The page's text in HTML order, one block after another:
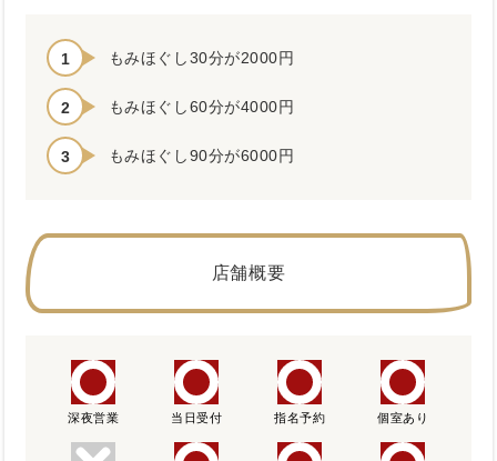
もみほぐし30分が2000円
もみほぐし60分が4000円
もみほぐし90分が6000円
店舗概要
深夜営業 当日受付 指名予約 個室あり